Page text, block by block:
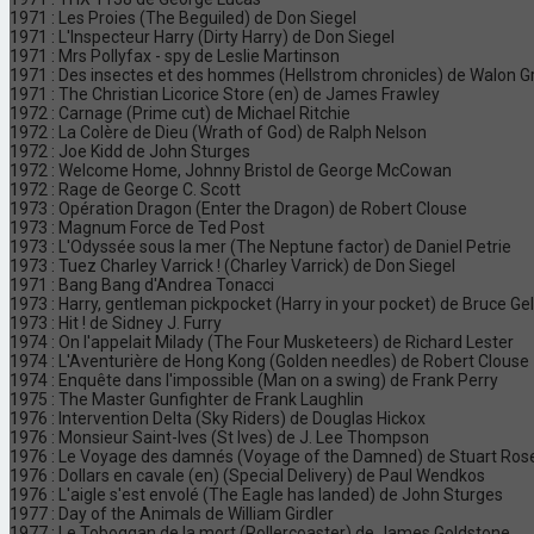
1971 : Les Proies (The Beguiled) de Don Siegel
1971 : L'Inspecteur Harry (Dirty Harry) de Don Siegel
1971 : Mrs Pollyfax - spy de Leslie Martinson
1971 : Des insectes et des hommes (Hellstrom chronicles) de Walon
1971 : The Christian Licorice Store (en) de James Frawley
1972 : Carnage (Prime cut) de Michael Ritchie
1972 : La Colère de Dieu (Wrath of God) de Ralph Nelson
1972 : Joe Kidd de John Sturges
1972 : Welcome Home, Johnny Bristol de George McCowan
1972 : Rage de George C. Scott
1973 : Opération Dragon (Enter the Dragon) de Robert Clouse
1973 : Magnum Force de Ted Post
1973 : L'Odyssée sous la mer (The Neptune factor) de Daniel Petrie
1973 : Tuez Charley Varrick ! (Charley Varrick) de Don Siegel
1971 : Bang Bang d'Andrea Tonacci
1973 : Harry, gentleman pickpocket (Harry in your pocket) de Bruce
1973 : Hit ! de Sidney J. Furry
1974 : On l'appelait Milady (The Four Musketeers) de Richard Lester
1974 : L'Aventurière de Hong Kong (Golden needles) de Robert Clouse
1974 : Enquête dans l'impossible (Man on a swing) de Frank Perry
1975 : The Master Gunfighter de Frank Laughlin
1976 : Intervention Delta (Sky Riders) de Douglas Hickox
1976 : Monsieur Saint-Ives (St Ives) de J. Lee Thompson
1976 : Le Voyage des damnés (Voyage of the Damned) de Stuart
1976 : Dollars en cavale (en) (Special Delivery) de Paul Wendkos
1976 : L'aigle s'est envolé (The Eagle has landed) de John Sturges
1977 : Day of the Animals de William Girdler